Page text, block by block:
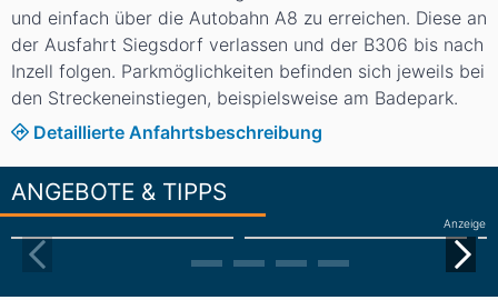
und einfach über die Autobahn A8 zu erreichen. Diese an
der Ausfahrt Siegsdorf verlassen und der B306 bis nach
Inzell folgen. Parkmöglichkeiten befinden sich jeweils bei
den Streckeneinstiegen, beispielsweise am Badepark.
Detaillierte Anfahrtsbeschreibung
ANGEBOTE & TIPPS
Anzeige